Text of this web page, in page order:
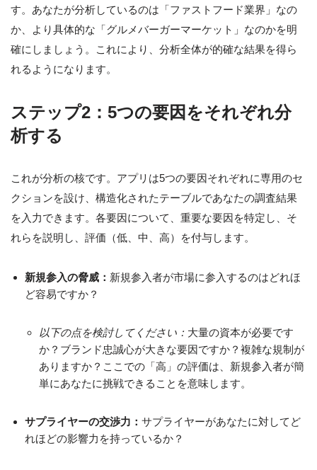
す。あなたが分析しているのは「ファストフード業界」なの
か、より具体的な「グルメバーガーマーケット」なのかを明
確にしましょう。これにより、分析全体が的確な結果を得ら
れるようになります。
ステップ2：5つの要因をそれぞれ分
析する
これが分析の核です。アプリは5つの要因それぞれに専用のセ
クションを設け、構造化されたテーブルであなたの調査結果
を入力できます。各要因について、重要な要因を特定し、そ
れらを説明し、評価（低、中、高）を付与します。
新規参入の脅威： 新規参入者が市場に参入するのはどれほ
ど容易ですか？
以下の点を検討してください： 大量の資本が必要です
か？ブランド忠誠心が大きな要因ですか？複雑な規制が
ありますか？ここでの「高」の評価は、新規参入者が簡
単にあなたに挑戦できることを意味します。
サプライヤーの交渉力： サプライヤーがあなたに対してど
れほどの影響力を持っているか？